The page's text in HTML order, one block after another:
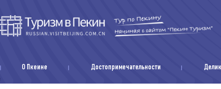
О Пкеине Достопримечательности